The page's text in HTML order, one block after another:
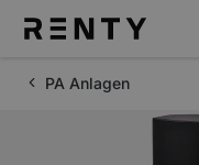
PA Anlagen